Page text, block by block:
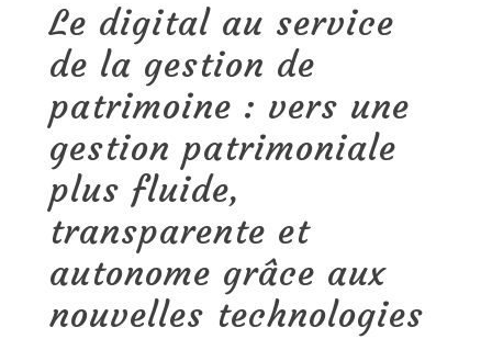
Le digital au service
de la gestion de
patrimoine : vers une
gestion patrimoniale
plus fluide,
transparente et
autonome grâce aux
nouvelles technologies